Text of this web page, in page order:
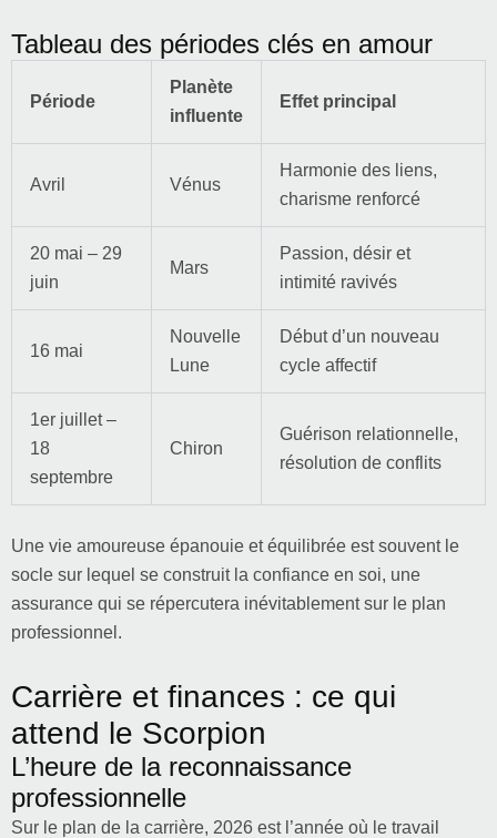
Tableau des périodes clés en amour
Période
Planète
influente
Effet principal
Avril Vénus
Harmonie des liens,
charisme renforcé
20 mai – 29
juin
Mars
Passion, désir et
intimité ravivés
16 mai
Nouvelle
Lune
Début d’un nouveau
cycle affectif
1er juillet –
18
septembre
Chiron
Guérison relationnelle,
résolution de conflits
Une vie amoureuse épanouie et équilibrée est souvent le
socle sur lequel se construit la confiance en soi, une
assurance qui se répercutera inévitablement sur le plan
professionnel.
Carrière et finances : ce qui
attend le Scorpion
L’heure de la reconnaissance
professionnelle
Sur le plan de la carrière, 2026 est l’année où le travail